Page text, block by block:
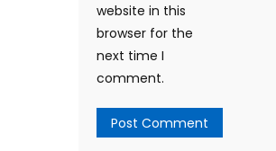
website in this
browser for the
next time I
comment.